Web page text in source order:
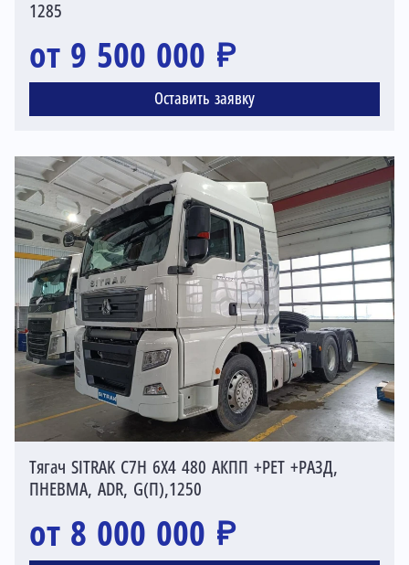
1285
от 9 500 000 ₽
Оставить заявку
Тягач SITRAK C7H 6X4 480 АКПП +РЕТ +РАЗД,
ПНЕВМА, ADR, G(П),1250
от 8 000 000 ₽